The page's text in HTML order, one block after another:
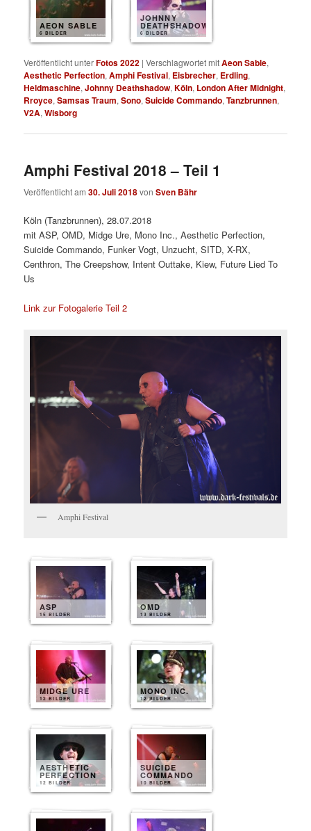
AEON SABLE
6 BILDER
JOHNNY
DEATHSHADOW
6 BILDER
Veröffentlicht unterFotos 2022 |Verschlagwortet mitAeon Sable,
Aesthetic Perfection,Amphi Festival, Eisbrecher, Erdling,
Heldmaschine,Johnny Deathshadow,Köln, London After Midnight,
Rroyce,Samsas Traum,Sono,Suicide Commando,Tanzbrunnen,
V2A,Wisborg
Amphi Festival 2018 – Teil 1
Veröffentlicht am30. Juli 2018vonSven Bähr
Köln (Tanzbrunnen), 28.07.2018
mit ASP, OMD, Midge Ure, Mono Inc., Aesthetic Perfection,
Suicide Commando, Funker Vogt, Unzucht, SITD, X-RX,
Centhron, The Creepshow, Intent Outtake, Kiew, Future Lied To
Us
Link zur Fotogalerie Teil 2
Amphi Festival
ASP
15 BILDER
OMD
13 BILDER
MIDGE URE
12 BILDER
MONO INC.
12 BILDER
AESTHETIC
PERFECTION
12 BILDER
SUICIDE
COMMANDO
10 BILDER